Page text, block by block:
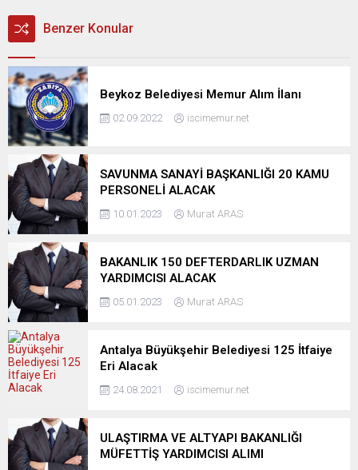
Benzer Konular
Beykoz Belediyesi Memur Alım İlanı
02.09.2022 iscimemur.net
SAVUNMA SANAYİ BAŞKANLIĞI 20 KAMU
PERSONELİ ALACAK
10.01.2023 Murat ARAS
BAKANLIK 150 DEFTERDARLIK UZMAN
YARDIMCISI ALACAK
05.01.2023 Murat ARAS
Antalya Büyükşehir Belediyesi 125 İtfaiye
Eri Alacak
24.08.2021 iscimemur.net
ULAŞTIRMA VE ALTYAPI BAKANLIĞI
MÜFETTİŞ YARDIMCISI ALIMI